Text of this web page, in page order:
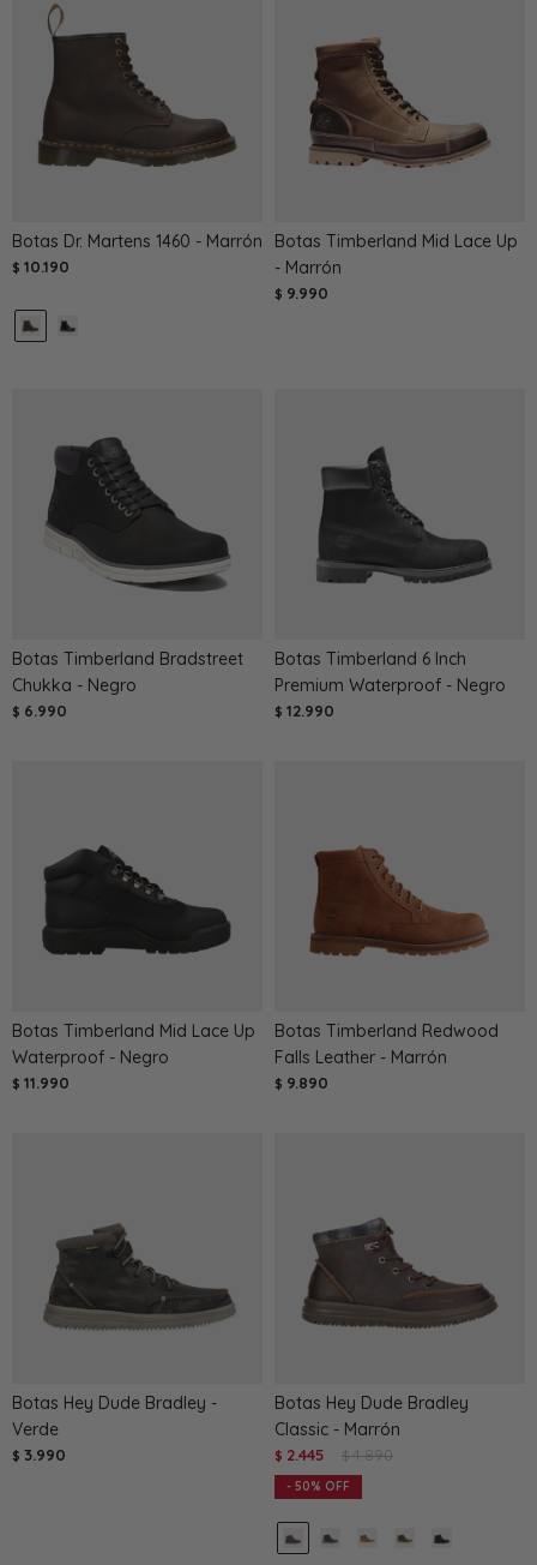
Botas Dr. Martens 1460 - Marrón
$ 10.190
Botas Timberland Mid Lace Up
- Marrón
$ 9.990
Botas Timberland Bradstreet
Chukka - Negro
$ 6.990
Botas Timberland 6 Inch
Premium Waterproof - Negro
$ 12.990
Botas Timberland Mid Lace Up
Waterproof - Negro
$ 11.990
Botas Timberland Redwood
Falls Leather - Marrón
$ 9.890
Botas Hey Dude Bradley -
Verde
$ 3.990
Botas Hey Dude Bradley
Classic - Marrón
$ 2.445 $ 4.890
50